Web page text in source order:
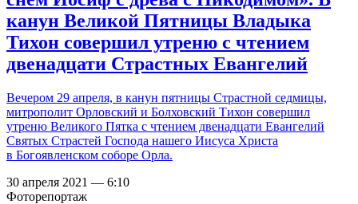
канун Великой Пятницы Владыка
Тихон совершил утреню с чтением
двенадцати Страстных Евангелий
Вечером 29 апреля, в канун пятницы Страстной седмицы,
митрополит Орловский и Болховский Тихон совершил
утреню Великого Пятка с чтением двенадцати Евангелий
Святых Страстей Господа нашего Иисуса Христа
в Богоявленском соборе Орла.
30 апреля 2021 — 6:10
Фоторепортаж